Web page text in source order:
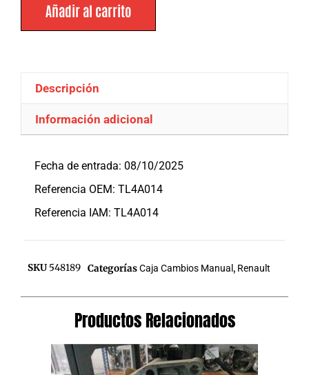
Añadir al carrito
Descripción
Información adicional
Fecha de entrada: 08/10/2025
Referencia OEM: TL4A014
Referencia IAM: TL4A014
SKU 548189 CategoríasCaja Cambios Manual , Renault
Productos Relacionados